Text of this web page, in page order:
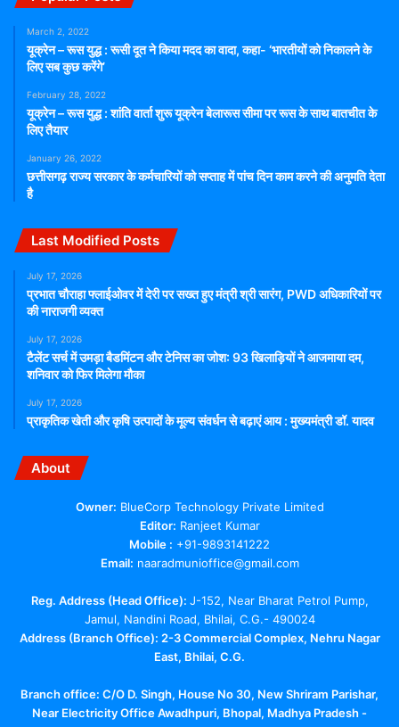
March 2, 2022
यूक्रेन – रूस युद्ध : रूसी दूत ने किया मदद का वादा, कहा- ‘भारतीयों को निकालने के
लिए सब कुछ करेंगे’
February 28, 2022
यूक्रेन – रूस युद्ध : शांति वार्ता शुरू यूक्रेन बेलारूस सीमा पर रूस के साथ बातचीत के
लिए तैयार
January 26, 2022
छत्तीसगढ़ राज्य सरकार के कर्मचारियों को सप्ताह में पांच दिन काम करने की अनुमति देता
है
Last Modified Posts
July 17, 2026
प्रभात चौराहा फ्लाईओवर में देरी पर सख्त हुए मंत्री श्री सारंग, PWD अधिकारियों पर
की नाराजगी व्यक्त
July 17, 2026
टैलेंट सर्च में उमड़ा बैडमिंटन और टेनिस का जोश: 93 खिलाड़ियों ने आजमाया दम,
शनिवार को फिर मिलेगा मौका
July 17, 2026
प्राकृतिक खेती और कृषि उत्पादों के मूल्य संवर्धन से बढ़ाएं आय : मुख्यमंत्री डॉ. यादव
About
Owner: BlueCorp Technology Private Limited
Editor: Ranjeet Kumar
Mobile : +91-9893141222
Email: naaradmunioffice@gmail.com
Reg. Address (Head Office): J-152, Near Bharat Petrol Pump,
Jamul, Nandini Road, Bhilai, C.G.- 490024
Address (Branch Office): 2-3 Commercial Complex, Nehru Nagar
East, Bhilai, C.G.
Branch office: C/O D. Singh, House No 30, New Shriram Parishar,
Near Electricity Office Awadhpuri, Bhopal, Madhya Pradesh -